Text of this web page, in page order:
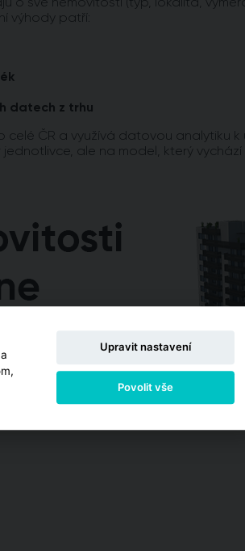
výhody patří:
datech z trhu
ČR a využívá datovou analytiku k
ale na model, který vychází
Upravit nastavení
Povolit vše